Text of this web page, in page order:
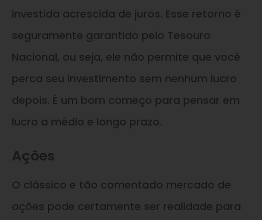
investida acrescida de juros. Esse retorno é
seguramente garantido pelo Tesouro
Nacional, ou seja, ele não permite que você
perca seu investimento sem nenhum lucro
depois. É um bom começo para pensar em
lucro a médio e longo prazo.
Ações
O clássico e tão comentado mercado de
ações pode certamente ser realidade para